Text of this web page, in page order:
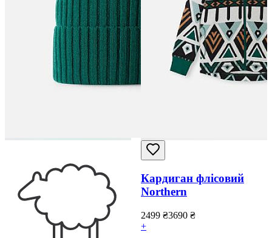
Кардиган флісовий
Northern
2499 ₴3690 ₴
+